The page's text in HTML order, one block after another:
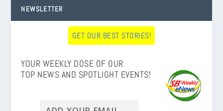
NEWSLETTER
GET OUR BEST STORIES!
YOUR WEEKLY DOSE OF OUR
TOP NEWS AND SPOTLIGHT EVENTS!